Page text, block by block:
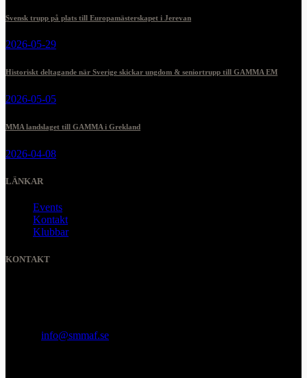
Svensk trupp på plats till Europamästerskapet i Jerevan
2026-05-29
Historiskt deltagande när Sverige skickar ungdom & seniortrupp till GAMMA EM
2026-05-05
MMA landslaget till GAMMA i Grekland
2026-04-08
LÄNKAR
Events
Kontakt
Klubbar
KONTAKT
info@smmaf.se